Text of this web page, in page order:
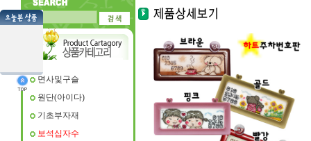
면사및구슬
원단(아이다)
기초부자재
보석십자수